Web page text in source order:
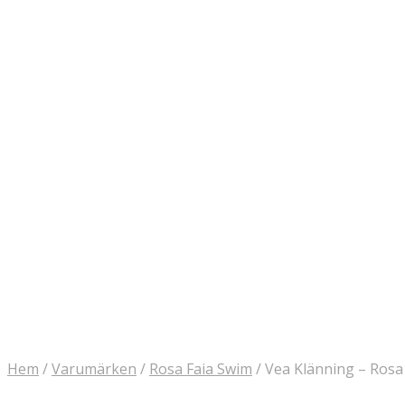
Hem /Varumärken / Rosa Faia Swim /Vea Klänning –